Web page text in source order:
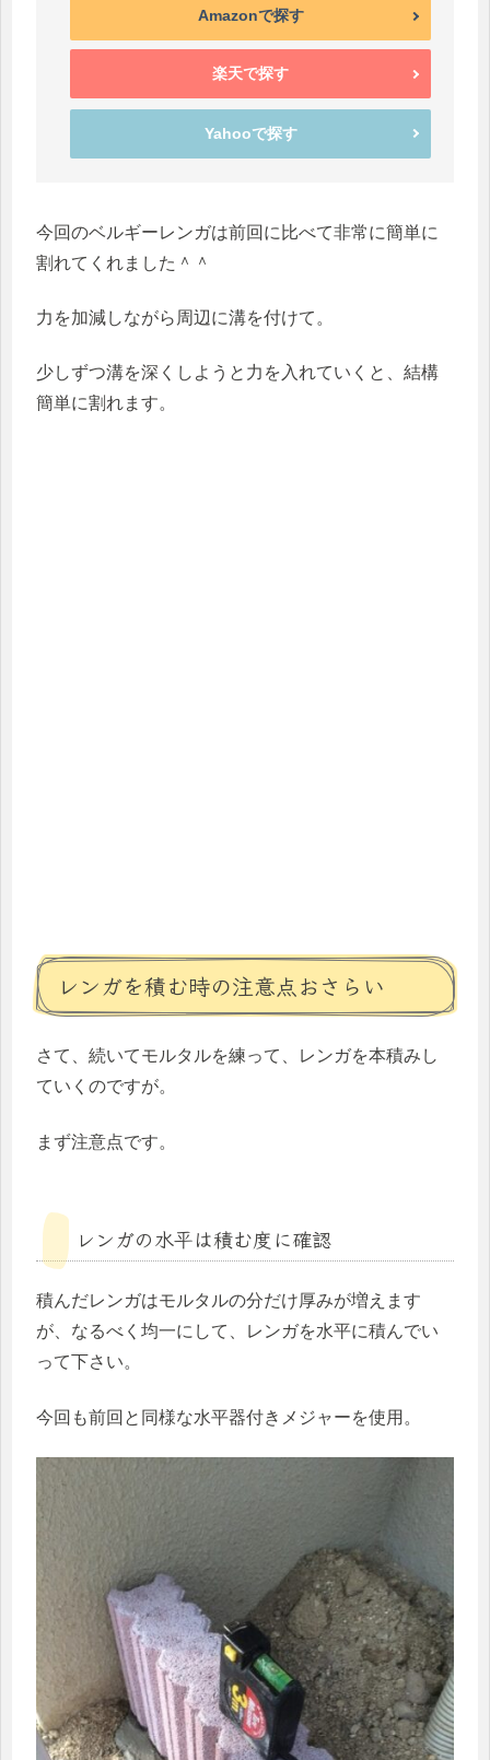
Amazonで探す
楽天で探す
Yahooで探す
今回のベルギーレンガは前回に比べて非常に簡単に
割れてくれました＾＾
力を加減しながら周辺に溝を付けて。
少しずつ溝を深くしようと力を入れていくと、結構
簡単に割れます。
レンガを積む時の注意点おさらい
さて、続いてモルタルを練って、レンガを本積みし
ていくのですが。
まず注意点です。
レンガの水平は積む度に確認
積んだレンガはモルタルの分だけ厚みが増えます
が、なるべく均一にして、レンガを水平に積んでい
って下さい。
今回も前回と同様な水平器付きメジャーを使用。